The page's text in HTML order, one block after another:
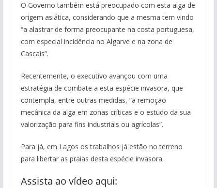
O Governo também está preocupado com esta alga de
origem asiática, considerando que a mesma tem vindo
“a alastrar de forma preocupante na costa portuguesa,
com especial incidência no Algarve e na zona de
Cascais”.
Recentemente, o executivo avançou com uma
estratégia de combate a esta espécie invasora, que
contempla, entre outras medidas, “a remoção
mecânica da alga em zonas críticas e o estudo da sua
valorização para fins industriais ou agrícolas”.
Para já, em Lagos os trabalhos já estão no terreno
para libertar as praias desta espécie invasora.
Assista ao vídeo aqui: